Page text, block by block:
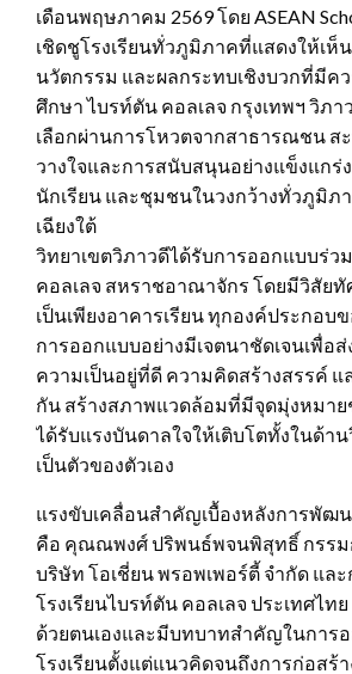
เดือนพฤษภาคม 2569 โดย ASEAN
เชิดชูโรงเรียนทั่วภูมิภาคที่แสดงให้เห็
นวัตกรรม และผลกระทบเชิงบวกที่มีค
ศึกษา ไบรท์ตัน คอลเลจ กรุงเทพฯ วิภา
เลือกผ่านการโหวตจากสาธารณชน ส
วางใจและการสนับสนุนอย่างแข็งแกร่
นักเรียน และชุมชนในวงกว้างทั่วภูมิภ
เฉียงใต้
วิทยาเขตวิภาวดีได้รับการออกแบบร่ว
คอลเลจ สหราชอาณาจักร โดยมีวิสัยทั
เป็นเพียงอาคารเรียน ทุกองค์ประกอบ
การออกแบบอย่างมีเจตนาชัดเจนเพื่อส่
ความเป็นอยู่ที่ดี ความคิดสร้างสรรค์ แ
กัน สร้างสภาพแวดล้อมที่มีจุดมุ่งหมาย
ได้รับแรงบันดาลใจให้เติบโตทั้งในด้า
เป็นตัวของตัวเอง
แรงขับเคลื่อนสำคัญเบื้องหลังการพัฒ
คือ คุณณพงศ์ ปริพนธ์พจนพิสุทธิ์ กรรม
บริษัท โอเชี่ยน พรอพเพอร์ตี้ จำกัด แล
โรงเรียนไบรท์ตัน คอลเลจ ประเทศไท
ด้วยตนเองและมีบทบาทสำคัญในการ
โรงเรียนตั้งแต่แนวคิดจนถึงการก่อสร้า